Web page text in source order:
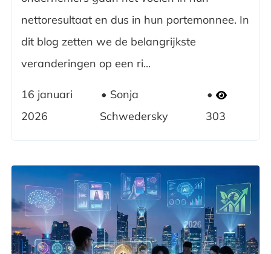
nettoresultaat en dus in hun portemonnee. In
dit blog zetten we de belangrijkste
veranderingen op een ri...
16 januari
2026
Sonja
Schwedersky
303